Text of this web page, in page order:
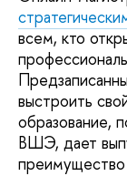
всем, кто
выстроить
ВШЭ, дает